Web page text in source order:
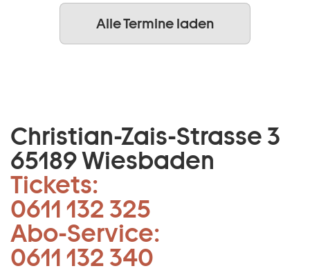
Alle Termine laden
Christian-Zais-Strasse 3
65189 Wiesbaden
Tickets:
0611 132 325
Abo-Service:
0611 132 340